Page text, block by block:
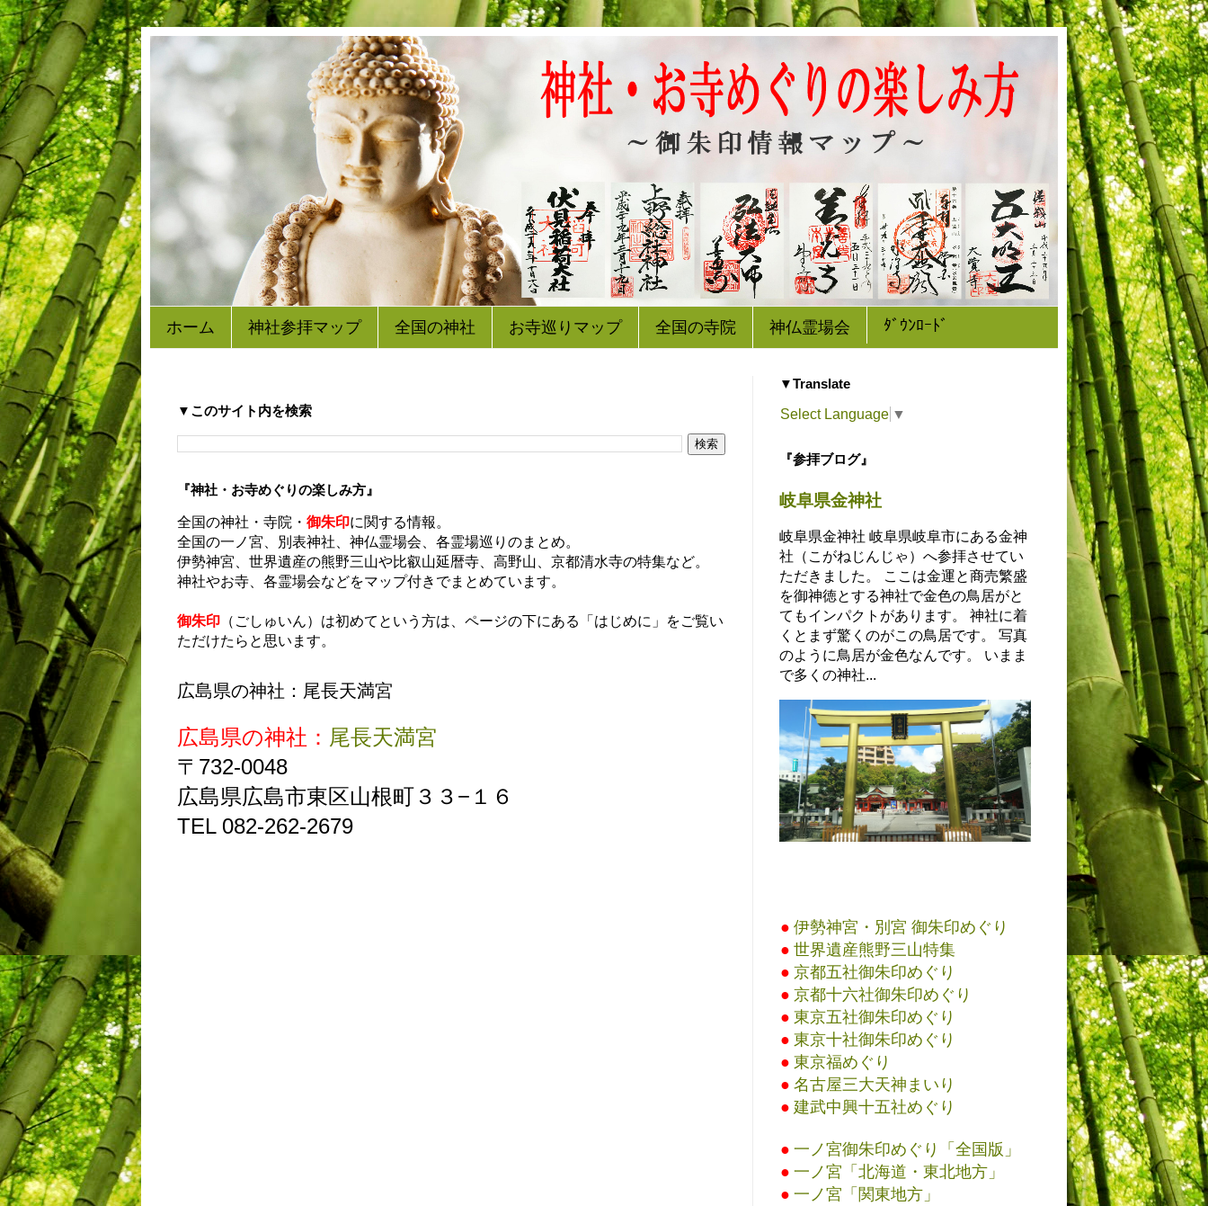
ホーム 神社参拝マップ 全国の神社 お寺巡りマップ 全国の寺院 神仏霊場会 ﾀﾞｳﾝﾛｰﾄﾞ
▼このサイト内を検索
『神社・お寺めぐりの楽しみ方』
全国の神社・寺院・ 御朱印に関する情報。
全国の一ノ宮、別表神社、神仏霊場会、各霊場巡りのまとめ。
伊勢神宮、世界遺産の熊野三山や比叡山延暦寺、高野山、京都清水寺の特集など。
神社やお寺、各霊場会などをマップ付きでまとめています。
御朱印 （ごしゅいん）は初めてという方は、ページの下にある「はじめに」をご覧い
ただけたらと思います。
広島県の神社：尾長天満宮
広島県の神社： 尾長天満宮
〒732-0048
広島県広島市東区山根町３３−１６
TEL 082-262-2679
▼Translate
Select Language ▼
『参拝ブログ』
岐阜県金神社
岐阜県金神社 岐阜県岐阜市にある金神
社（こがねじんじゃ）へ参拝させてい
ただきました。 ここは金運と商売繁盛
を御神徳とする神社で金色の鳥居がと
てもインパクトがあります。 神社に着
くとまず驚くのがこの鳥居です。 写真
のように鳥居が金色なんです。 いまま
で多くの神社...
● 伊勢神宮・別宮 御朱印めぐり
● 世界遺産熊野三山特集
● 京都五社御朱印めぐり
● 京都十六社御朱印めぐり
● 東京五社御朱印めぐり
● 東京十社御朱印めぐり
● 東京福めぐり
● 名古屋三大天神まいり
● 建武中興十五社めぐり
● 一ノ宮御朱印めぐり「全国版」
● 一ノ宮「北海道・東北地方」
● 一ノ宮「関東地方」